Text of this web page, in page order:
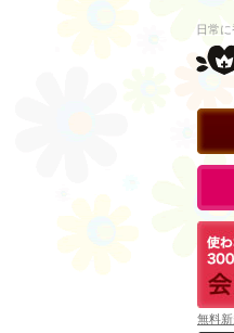
ホー
日常
ログ
無料